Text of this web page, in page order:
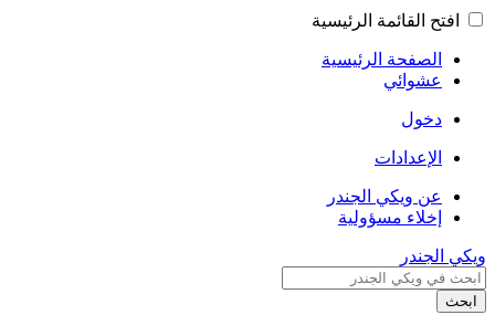
افتح القائمة الرئيسية
الصفحة الرئيسية
عشوائي
دخول
الإعدادات
عن ويكي الجندر
إخلاء مسؤولية
ويكي الجندر
ابحث